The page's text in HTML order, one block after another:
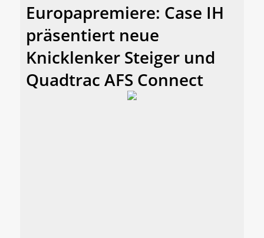
Europapremiere: Case IH
präsentiert neue
Knicklenker Steiger und
Quadtrac AFS Connect